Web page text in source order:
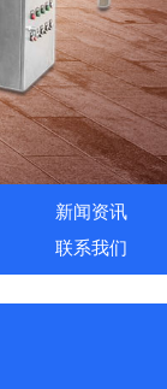
新闻资讯
联系我们